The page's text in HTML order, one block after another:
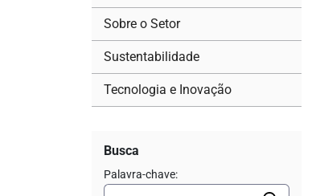
Sobre o Setor
Sustentabilidade
Tecnologia e Inovação
Busca
Palavra-chave: